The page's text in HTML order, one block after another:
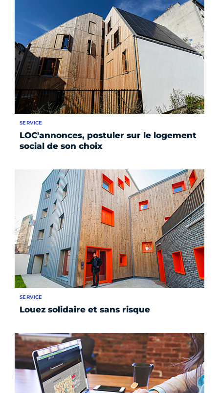
LOC'annonces, postuler sur le logement
social de son choix
SERVICE
Louez solidaire et sans risque
SERVICE